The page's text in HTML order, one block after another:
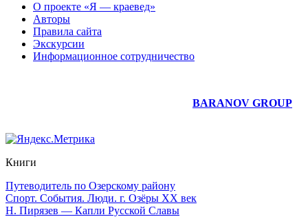
О проекте «Я — краевед»
Авторы
Правила сайта
Экскурсии
Информационное сотрудничество
BARANOV GROUP
Книги
Путеводитель по Озерскому району
Спорт. События. Люди. г. Озёры XX век
Н. Пирязев — Капли Русской Славы